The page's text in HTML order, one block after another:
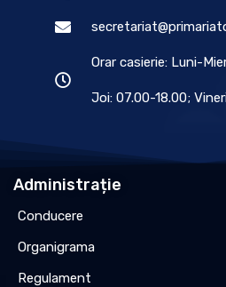
Orar casierie: Luni-
Joi: 07.00-18.00;
Administrație
Conducere
Organigrama
Regulament